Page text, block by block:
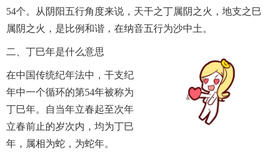
54个。从阴阳五行角度来说，天干之丁属阴之火，地支之巳
属阴之火，是比例和谐，在纳音五行为沙中土。
二、丁巳年是什么意思
在中国传统纪年法中，干支纪
年中一个循环的第54年被称为
丁巳年。自当年立春起至次年
立春前止的岁次内，均为丁巳
年，属相为蛇，为蛇年。